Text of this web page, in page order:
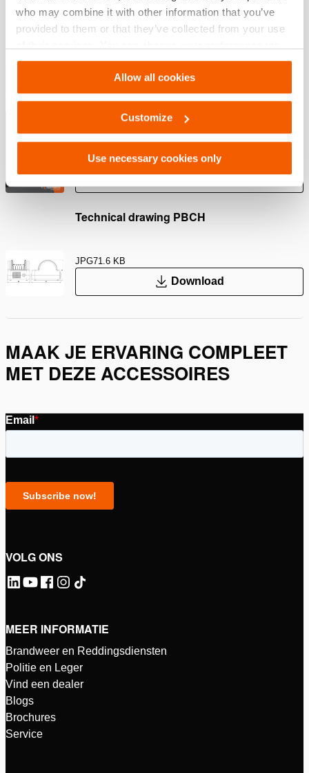
who may combine it with other information that you’ve
provided to them or that they’ve collected from your use
Settings. See ourcookiestatement.
Allow all cookies
Customize
Use necessary cookies only
Manual Diagnostics Software (HDS) – End
User
Download
Special Tactics Catalog
PDF4.3 MB
Download
Technical drawing PBCH
JPG71.6 KB
Download
MAAK JE ERVARING COMPLEET
MET DEZE ACCESSOIRES
VOLG ONS
MEER INFORMATIE
Brandweer en Reddingsdiensten
Politie en Leger
Vind een dealer
Blogs
Brochures
Service